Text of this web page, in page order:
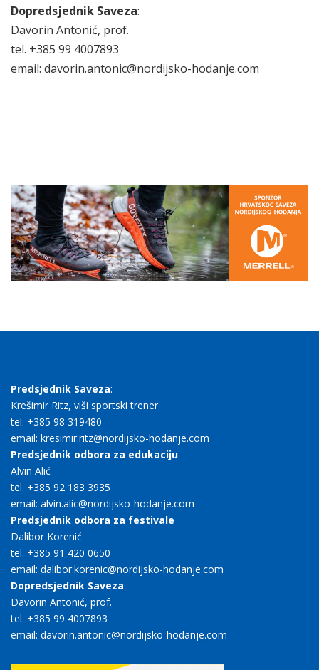
Dopredsjednik Saveza:
Davorin Antonić, prof.
tel. +385 99 4007893
email: davorin.antonic@nordijsko-hodanje.com
Predsjednik Saveza:
Krešimir Ritz, viši sportski trener
tel. +385 98 319480
email: kresimir.ritz@nordijsko-hodanje.com
Predsjednik odbora za edukaciju
Alvin Alić
tel. +385 92 183 3935
email: alvin.alic@nordijsko-hodanje.com
Predsjednik odbora za festivale
Dalibor Korenić
tel. +385 91 420 0650
email: dalibor.korenic@nordijsko-hodanje.com
Dopredsjednik Saveza:
Davorin Antonić, prof.
tel. +385 99 4007893
email: davorin.antonic@nordijsko-hodanje.com